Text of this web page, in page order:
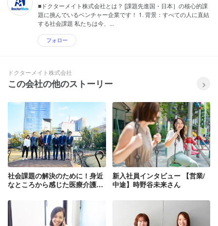
■ドクターメイト株式会社とは？ [課題先進国・日本］の核心的課
題に挑んでいるベンチャー企業です！ 1. 背景：すべての人に直結
する社会課題 私たちは今、...
フォロー
ドクターメイト株式会社
この会社の他のストーリー
社会課題の解決のために！身近
なところから感じた医療介護の
新入社員インタビュー 【営業/
中途】時野谷未来さん